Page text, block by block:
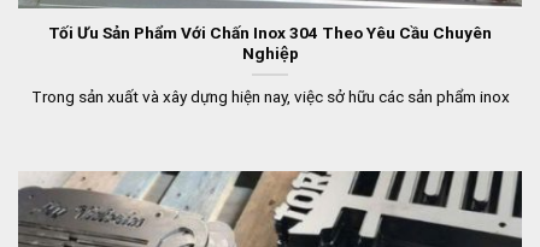
Tối Ưu Sản Phẩm Với Chấn Inox 304 Theo Yêu Cầu Chuyên
Nghiệp
Trong sản xuất và xây dựng hiện nay, việc sở hữu các sản phẩm inox